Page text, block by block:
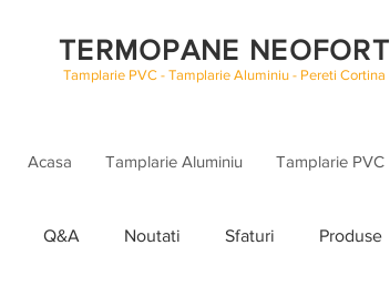
TERMOPANE NEOFORT
Tamplarie PVC - Tamplarie Aluminiu - Pereti Cortina
Acasa Tamplarie Aluminiu Tamplarie PVC
Q&A Noutati Sfaturi Produse